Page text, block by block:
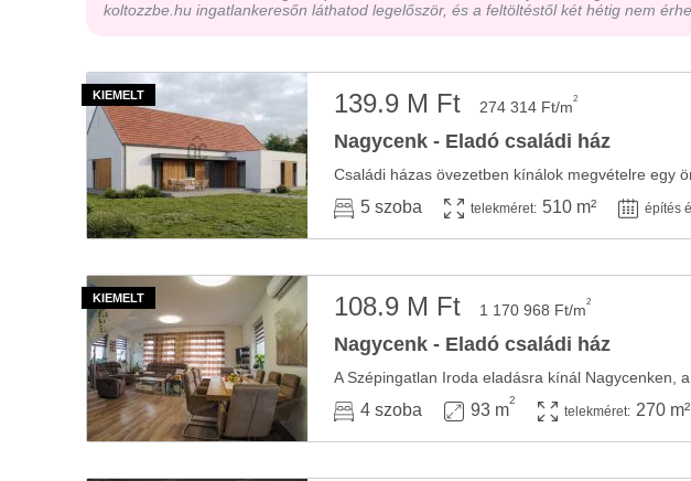
koltozzbe.hu ingatlankeresőn láthatod legelőször, és a feltöltéstől két hétig nem
139.9 M Ft 274 314 Ft/m2
Nagycenk - Eladó családi ház
Családi házas övezetben kínálok megvételre egy
5 szoba telekméret: 510 m² építés
108.9 M Ft 1 170 968 Ft/m2
Nagycenk - Eladó családi ház
4 szoba 93 m
2
telekméret: 270 m²